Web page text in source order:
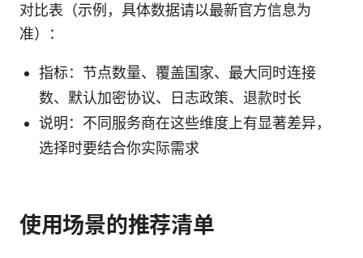
对比表（示例，具体数据请以最新官方信息为
准）：
指标：节点数量、覆盖国家、最大同时连接
数、默认加密协议、日志政策、退款时长
说明：不同服务商在这些维度上有显著差异，
选择时要结合你实际需求
使用场景的推荐清单